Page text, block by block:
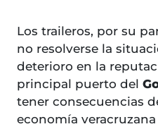
Los traileros, por su
no resolverse la
deterioro en la
principal puerto del
tener consecuencias
economía